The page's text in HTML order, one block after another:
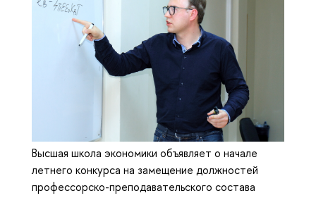
Высшая школа экономики объявляет о начале
летнего конкурса на замещение должностей
профессорско-преподавательского состава